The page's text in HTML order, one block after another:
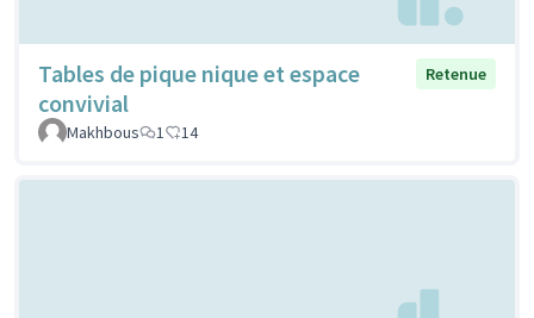
Tables de pique nique et espace
convivial
Retenue
Makhbous 1 14